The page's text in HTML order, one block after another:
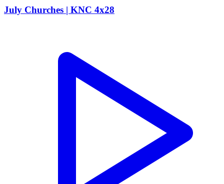
July Churches | KNC 4x28